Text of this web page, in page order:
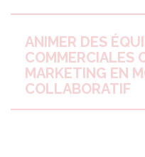
ANIMER DES
COMMERCIALES
MARKETING EN
COLLABORATIF